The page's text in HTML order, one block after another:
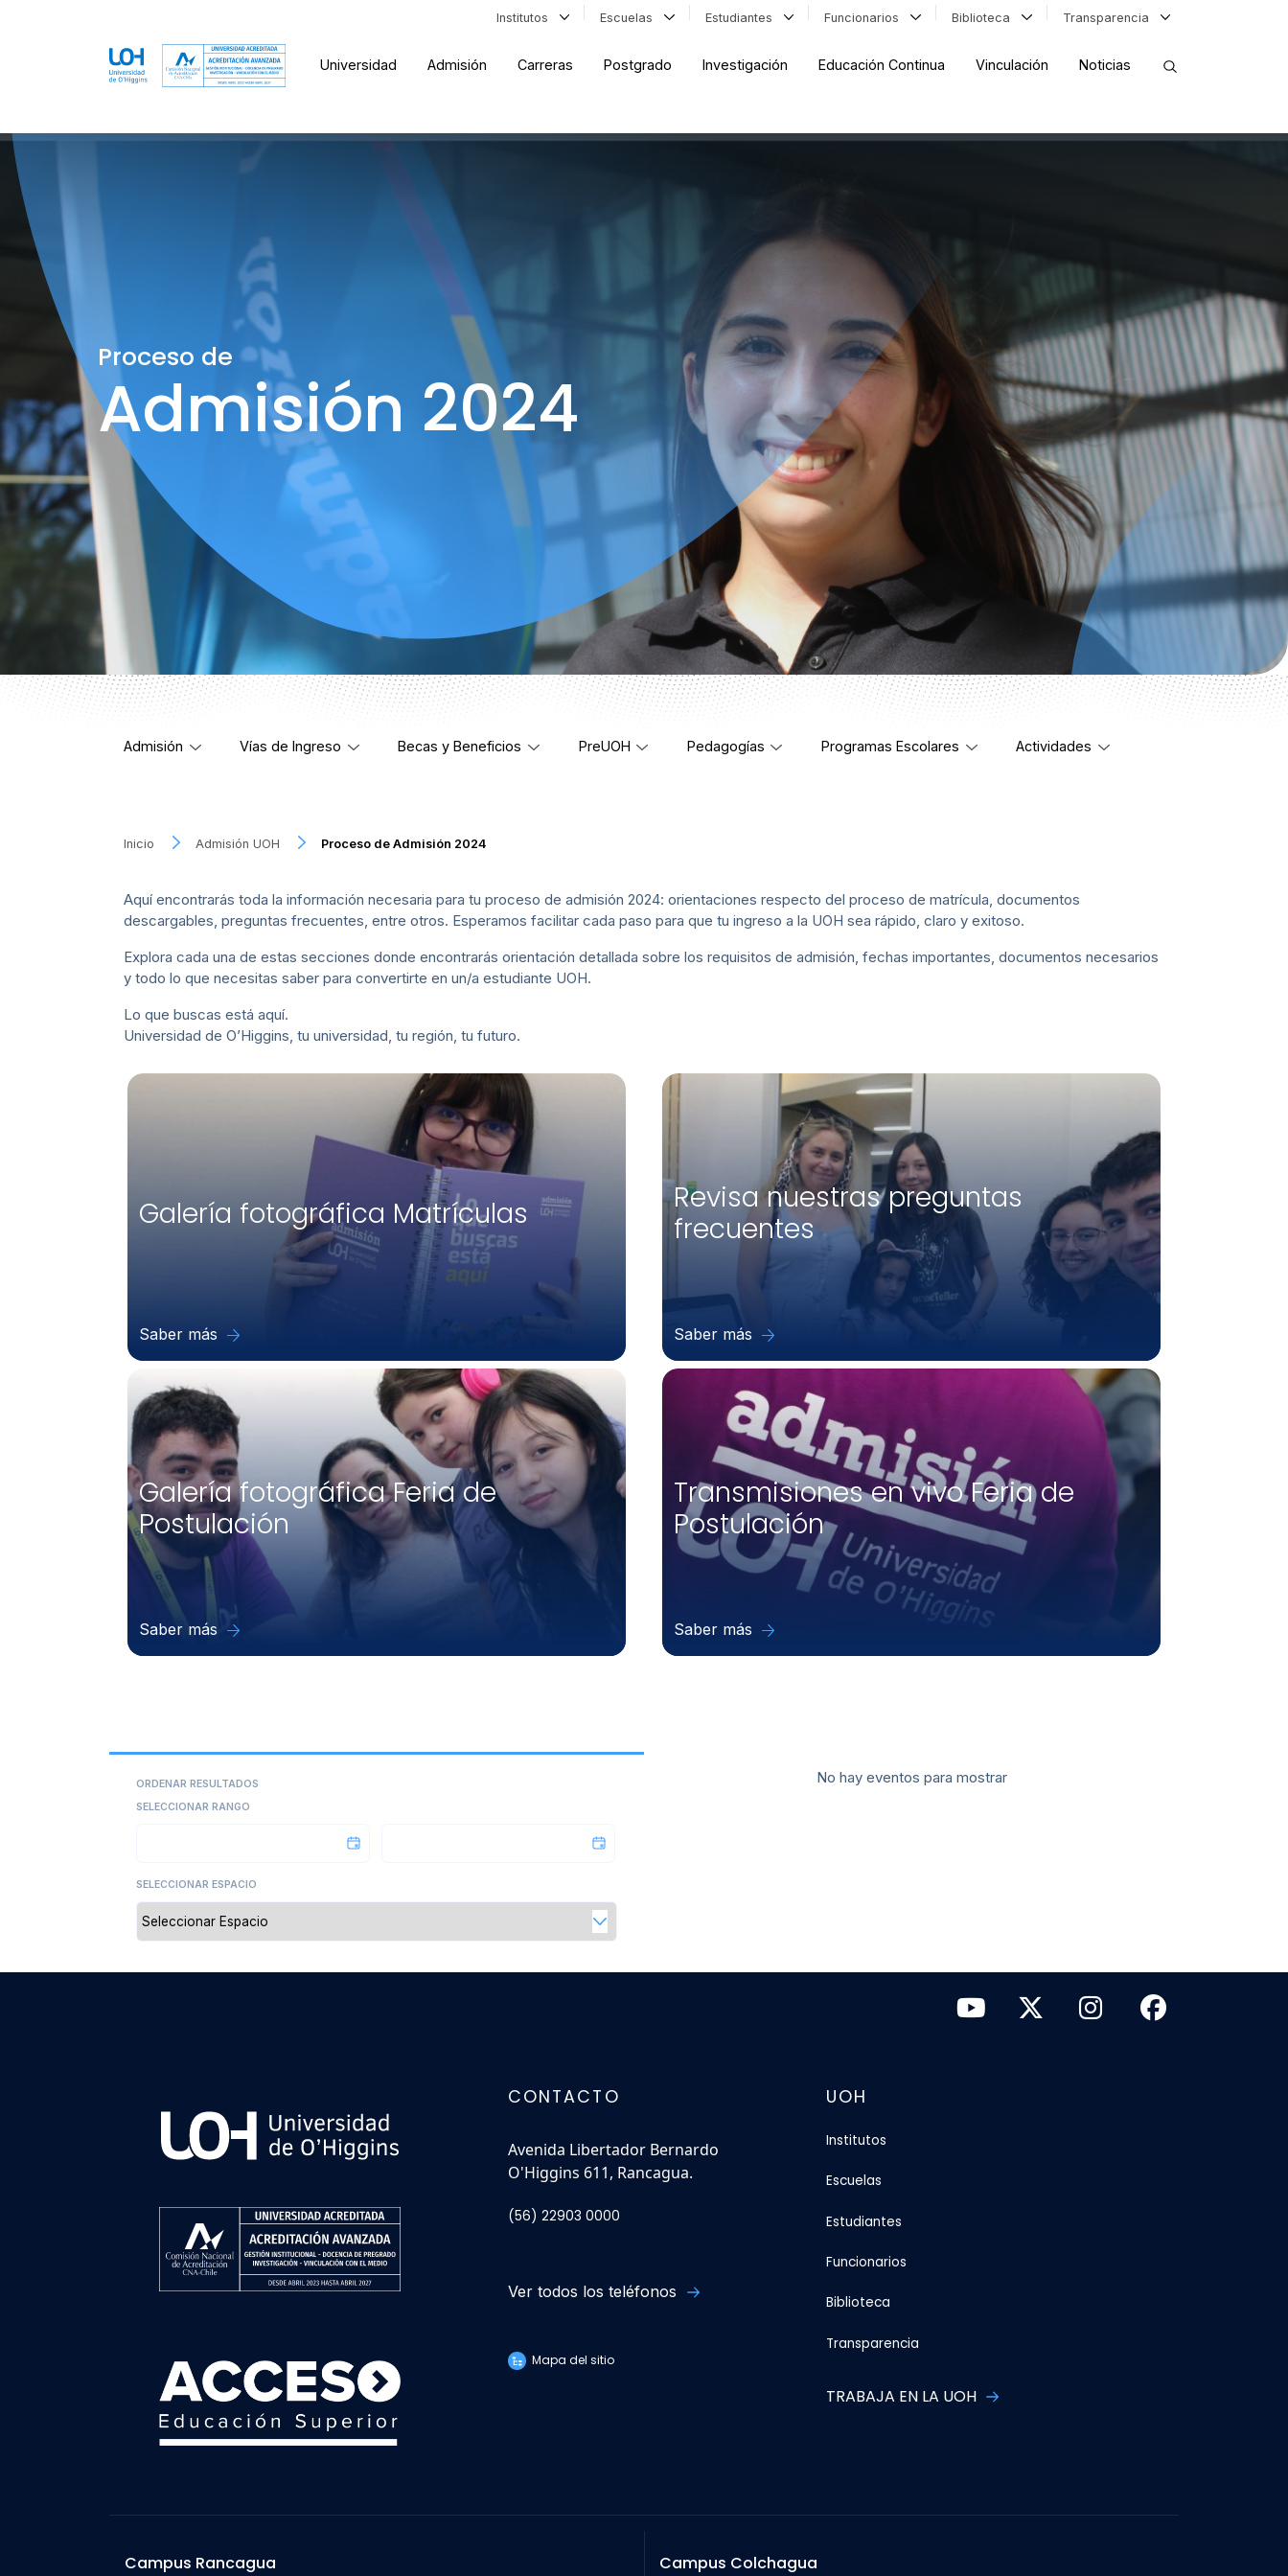
Institutos Escuelas Estudiantes Funcionarios Biblioteca Transparencia
Universidad Admisión Carreras Postgrado Investigación Educación Continua Vinculación Noticias
Proceso de
Admisión 2024
Admisión Vías de Ingreso Becas y Beneficios PreUOH Pedagogías Programas Escolares Actividades
Inicio Admisión UOH Proceso de Admisión 2024
Aquí encontrarás toda la información necesaria para tu proceso de admisión 2024: orientaciones respecto del proceso de matrícula, documentos
descargables, preguntas frecuentes, entre otros. Esperamos facilitar cada paso para que tu ingreso a la UOH sea rápido, claro y exitoso.
Explora cada una de estas secciones donde encontrarás orientación detallada sobre los requisitos de admisión, fechas importantes, documentos necesarios
y todo lo que necesitas saber para convertirte en un/a estudiante UOH.
Lo que buscas está aquí.
Universidad de O’Higgins, tu universidad, tu región, tu futuro.
Galería fotográfica Matrículas
Saber más
Revisa nuestras preguntas
frecuentes
Saber más
Galería fotográfica Feria de
Postulación
Saber más
Transmisiones en vivo Feria de
Postulación
Saber más
ORDENAR RESULTADOS
SELECCIONAR RANGO
SELECCIONAR ESPACIO
No hay eventos para mostrar
CONTACTO
Avenida Libertador Bernardo
O'Higgins 611, Rancagua.
(56) 22903 0000
Ver todos los teléfonos
Mapa del sitio
UOH
Institutos
Escuelas
Estudiantes
Funcionarios
Biblioteca
Transparencia
TRABAJA EN LA UOH
Campus Rancagua Campus Colchagua